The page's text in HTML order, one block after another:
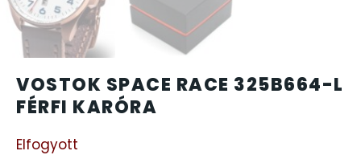
VOSTOK SPACE RACE 325B664-L
FÉRFI KARÓRA
Elfogyott
DOXA
ESPRIT
FALIÓRÁK
FÉMCSATOK